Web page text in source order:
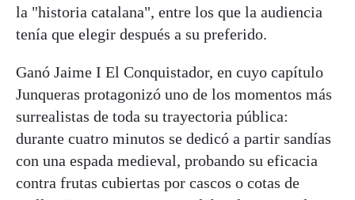
la "historia catalana", entre los que la audiencia
tenía que elegir después a su preferido.
Ganó Jaime I El Conquistador, en cuyo capítulo
Junqueras protagonizó uno de los momentos más
surrealistas de toda su trayectoria pública:
durante cuatro minutos se dedicó a partir sandías
con una espada medieval, probando su eficacia
contra frutas cubiertas por cascos o cotas de